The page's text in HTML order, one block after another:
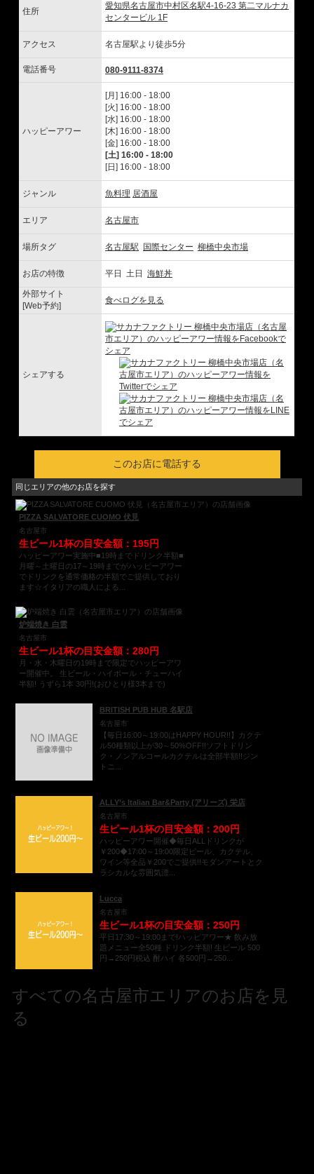
住所
愛知県名古屋市中村区名駅4-16-23 第二マルナカ
センタービル 1F
アクセス 名古屋駅より徒歩5分
電話番号 080-9111-8374
ハッピーアワー
[月] 16:00 - 18:00
[火] 16:00 - 18:00
[水] 16:00 - 18:00
[木] 16:00 - 18:00
[金] 16:00 - 18:00
[土] 16:00 - 18:00
[日] 16:00 - 18:00
ジャンル 魚料理 居酒屋
エリア 名古屋市
場所タグ 名古屋駅 国際センター 柳橋中央市場
お店の特徴 平日 土日 海鮮丼
外部サイト
[Web予約]
食べログを見る
シェアする
このお店に電話する
同じエリアの他のお店を探す
PIZZA SALVATORE CUOMO 伏見
名古屋市
生ビール1杯の目安金額：195円
ハッピーアワー実施中■19時までドリンク半額■
月曜～土曜日の17～19時までがハッピーアワー
でドリンクを通常価格の半額でご提供しており
ます☆イタリアの職人による...
炉端焼き 白雲
名古屋市
生ビール1杯の目安金額：280円
月・水・木曜日の19時まで限定でハッピーアワ
ー開催中。 生ビール・ハイボール・チューハイ
半額! うずら1本 30円!(おひとり様3本まで)
BRITISH PUB HUB 名駅店
名古屋市
【毎日16:00～19:00はHAPPY HOUR!!】カクテ
ル50種類以上が30～50%OFF!!ソフトドリン
ク・ノンアルコールカクテルは全部半額!!ジン
トニ...
ALLY’s Italian Bar&Party (アリーズ) 栄店
名古屋市
生ビール1杯の目安金額：200円
ハッピーアワー開催◆毎日ALLドリンクが
￥200◆17:00～19:00限定ビール、カクテル、
ワイン等全品￥200でご提供!!モダンアートとク
ラシカルな雰囲気漂...
Lucca
名古屋市
生ビール1杯の目安金額：250円
平日17:30～19:00まで!ハッピアワー★ 飲み放
題メニュー全50種 ドリンク半額! 生ビール 500
円→250円税込 酎ハイ 各500円→250...
すべての名古屋市エリアのお店を見
る